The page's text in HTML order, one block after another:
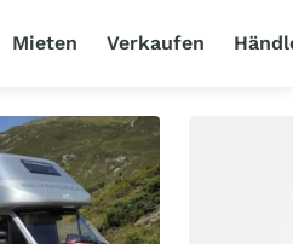
Mieten Verkaufen